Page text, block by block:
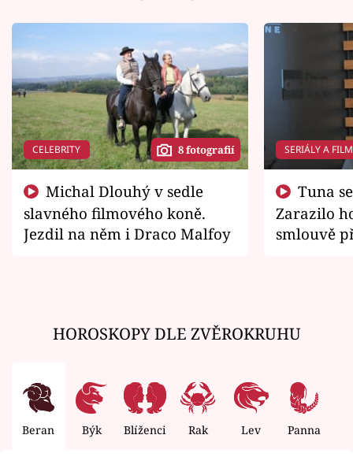
CELEBRITY 8 fotografií
slavného filmového koně.
Jezdil na něm i Draco Malfoy
SERIÁLY A
Zarazilo
smlouvě
HOROSKOPY DLE ZVĚROKRUHU
Beran Býk Blíženci Rak Lev Panna